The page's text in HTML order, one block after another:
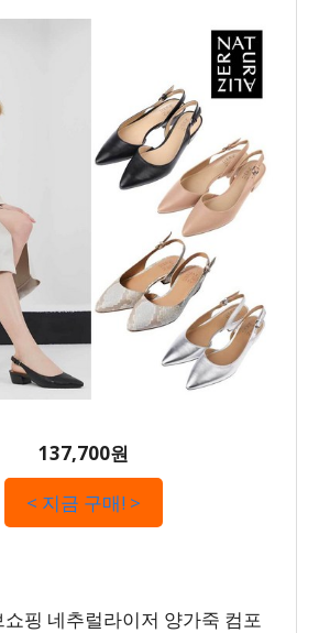
137,700원
< 지금 구매! >
핑 네추럴라이저 양가죽 컴포